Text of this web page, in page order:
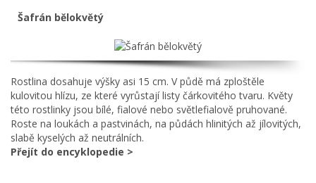
Šafrán bělokvětý
Rostlina dosahuje výšky asi 15 cm. V půdě má zploštěle
kulovitou hlízu, ze které vyrůstají listy čárkovitého tvaru. Květy
této rostlinky jsou bílé, fialové nebo světlefialově pruhované.
Roste na loukách a pastvinách, na půdách hlinitých až jílovitých,
slabě kyselých až neutrálních.
Přejít do encyklopedie >